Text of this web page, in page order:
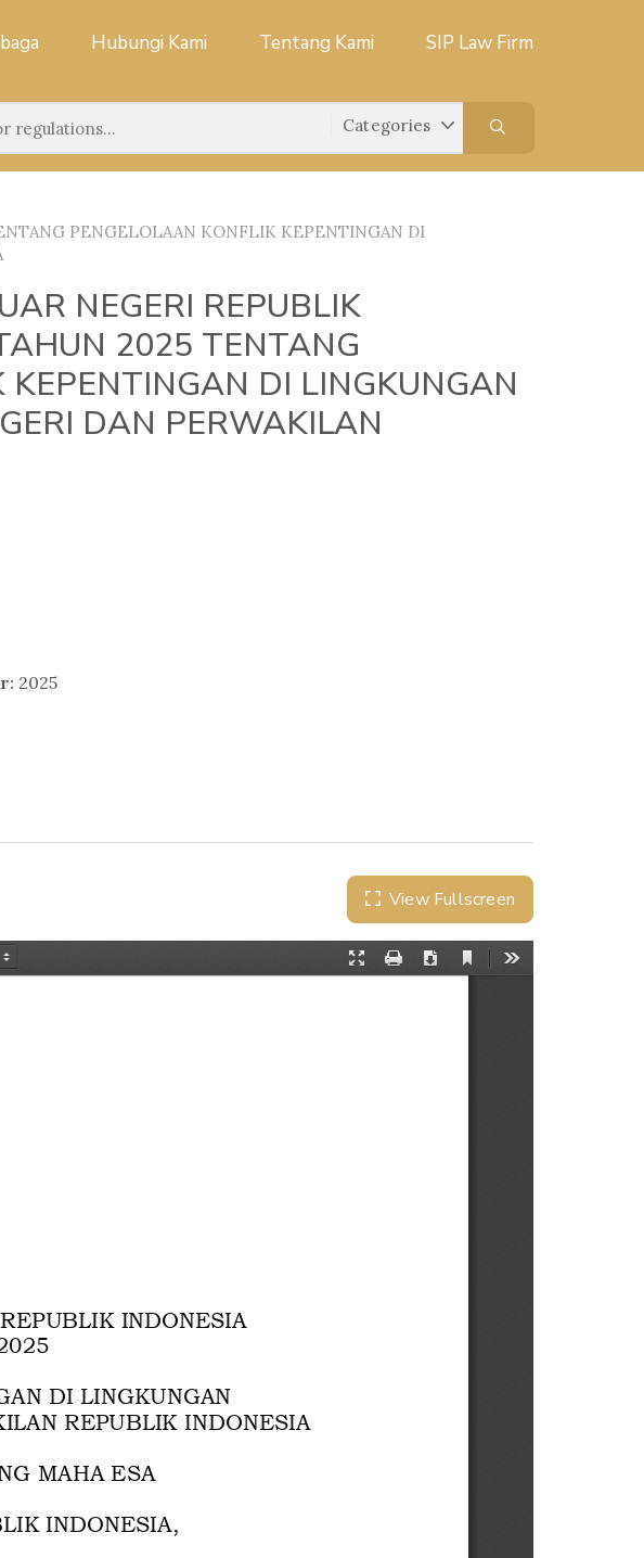
Hubungi Kami Tentang Kami SIP Law Firm
PENGELOLAAN KONFLIK KEPENTINGAN DI
NEGERI REPUBLIK
2025 TENTANG
DI LINGKUNGAN
DAN PERWAKILAN
2025
View Fullscreen